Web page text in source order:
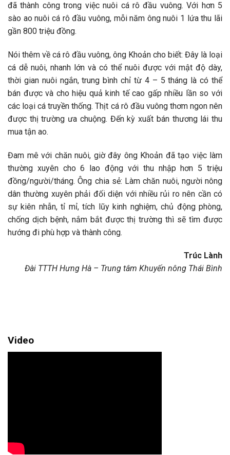
đã thành công trong việc nuôi cá rô đầu vuông. Với hơn 5
sào ao nuôi cá rô đầu vuông, mỗi năm ông nuôi 1 lứa thu lãi
gần 800 triệu đồng.
Nói thêm về cá rô đầu vuông, ông Khoản cho biết: Đây là loại
cá dễ nuôi, nhanh lớn và có thể nuôi được với mật độ dày,
thời gian nuôi ngắn, trung bình chỉ từ 4 – 5 tháng là có thể
bán được và cho hiệu quả kinh tế cao gấp nhiều lần so với
các loại cá truyền thống. Thịt cá rô đầu vuông thơm ngon nên
được thị trường ưa chuộng. Đến kỳ xuất bán thương lái thu
mua tận ao.
Đam mê với chăn nuôi, giờ đây ông Khoản đã tạo việc làm
thường xuyên cho 6 lao động với thu nhập hơn 5 triệu
đồng/người/tháng. Ông chia sẻ: Làm chăn nuôi, người nông
dân thường xuyên phải đối diện với nhiều rủi ro nên cần có
sự kiên nhẫn, tỉ mỉ, tích lũy kinh nghiệm, chủ động phòng,
chống dịch bệnh, nắm bắt được thị trường thì sẽ tìm được
hướng đi phù hợp và thành công.
Trúc Lành
Đài TTTH Hưng Hà – Trung tâm Khuyến nông Thái Bình
Video